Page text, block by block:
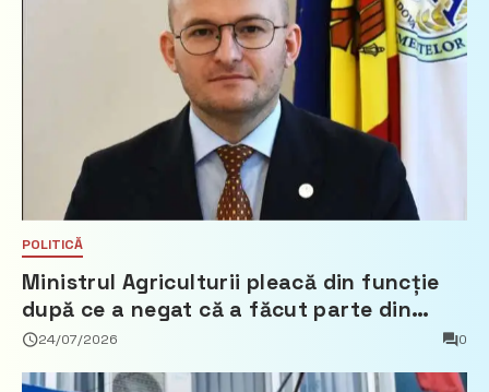
POLITICĂ
Ministrul Agriculturii pleacă din funcție
după ce a negat că a făcut parte din
Partidul Democrat
24/07/2026 0